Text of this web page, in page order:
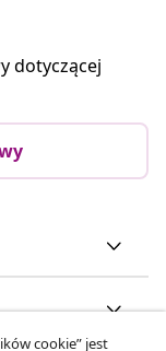
dotyczącej
cookie” jest